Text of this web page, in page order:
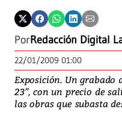
PorRedacción Digital
22/01/2009 01:00
Exposición. Un grabado
23”, con un precio de
las obras que subasta